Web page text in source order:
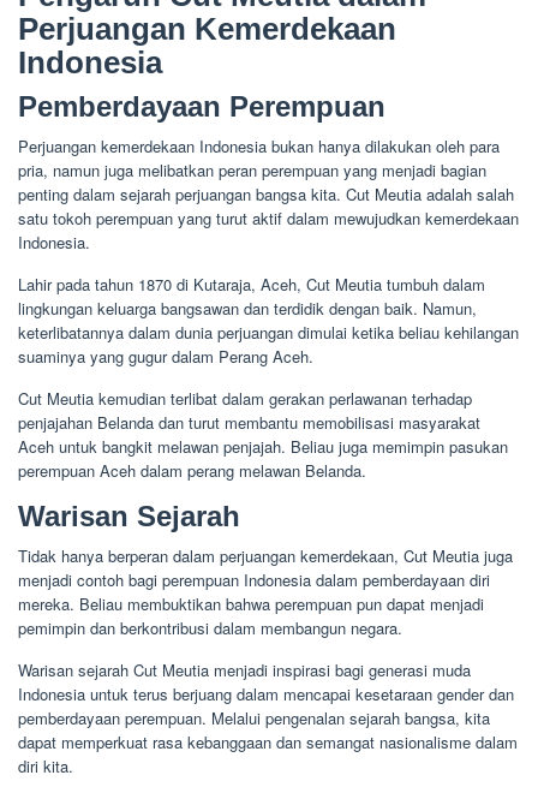
Perjuangan Kemerdekaan
Indonesia
Pemberdayaan Perempuan
Perjuangan kemerdekaan Indonesia bukan hanya dilakukan oleh para
pria, namun juga melibatkan peran perempuan yang menjadi bagian
penting dalam sejarah perjuangan bangsa kita. Cut Meutia adalah salah
satu tokoh perempuan yang turut aktif dalam mewujudkan kemerdekaan
Indonesia.
Lahir pada tahun 1870 di Kutaraja, Aceh, Cut Meutia tumbuh dalam
lingkungan keluarga bangsawan dan terdidik dengan baik. Namun,
keterlibatannya dalam dunia perjuangan dimulai ketika beliau kehilangan
suaminya yang gugur dalam Perang Aceh.
Cut Meutia kemudian terlibat dalam gerakan perlawanan terhadap
penjajahan Belanda dan turut membantu memobilisasi masyarakat
Aceh untuk bangkit melawan penjajah. Beliau juga memimpin pasukan
perempuan Aceh dalam perang melawan Belanda.
Warisan Sejarah
Tidak hanya berperan dalam perjuangan kemerdekaan, Cut Meutia juga
menjadi contoh bagi perempuan Indonesia dalam pemberdayaan diri
mereka. Beliau membuktikan bahwa perempuan pun dapat menjadi
pemimpin dan berkontribusi dalam membangun negara.
Warisan sejarah Cut Meutia menjadi inspirasi bagi generasi muda
Indonesia untuk terus berjuang dalam mencapai kesetaraan gender dan
pemberdayaan perempuan. Melalui pengenalan sejarah bangsa, kita
dapat memperkuat rasa kebanggaan dan semangat nasionalisme dalam
diri kita.